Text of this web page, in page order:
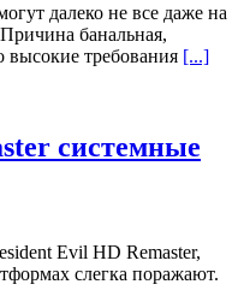
далеко не все даже на
банальная,
высокие требования [...]
системные
Evil HD Remaster,
слегка поражают.